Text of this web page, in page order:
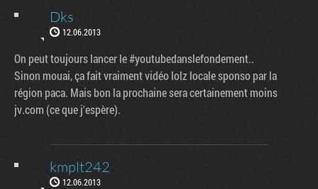
Dks
12.06.2013
On peut toujours lancer le #youtubedanslefondement..
Sinon mouai, ça fait vraiment vidéo lolz locale sponso par la
région paca. Mais bon la prochaine sera certainement moins
jv.com (ce que j'espère).
kmplt242
12.06.2013